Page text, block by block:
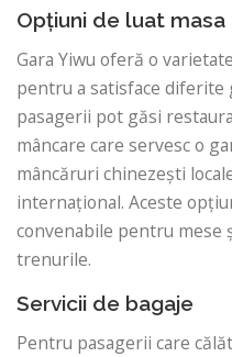
Opțiuni de luat masa
Gara Yiwu oferă o
pentru a satisface
pasagerii pot găsi
mâncare care servesc o
mâncăruri chinezești
internațional. Aceste
convenabile pentru mese
trenurile.
Servicii de bagaje
Pentru pasagerii care